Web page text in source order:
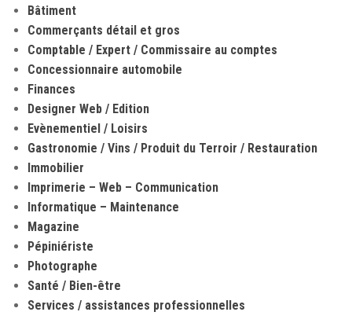
Bâtiment
Commerçants détail et gros
Comptable / Expert / Commissaire au comptes
Concessionnaire automobile
Finances
Designer Web / Edition
Evènementiel / Loisirs
Gastronomie / Vins / Produit du Terroir / Restauration
Immobilier
Imprimerie – Web – Communication
Informatique – Maintenance
Magazine
Pépiniériste
Photographe
Santé / Bien-être
Services / assistances professionnelles